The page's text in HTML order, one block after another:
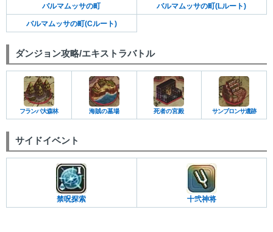
バルマムッサの町 バルマムッサの町(Lルート)
バルマムッサの町(Cルート)
ダンジョン攻略/エキストラバトル
フランパ大森林 海賊の墓場 死者の宮殿 サンブロンサ遺跡
サイドイベント
禁呪探索 十弐神将